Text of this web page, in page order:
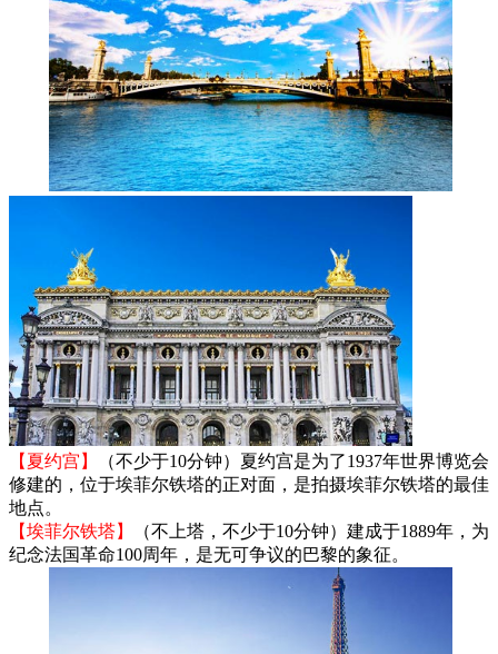
【夏约宫】
（不少于10分钟）夏约宫是为了1937年世界博览会
修建的，位于埃菲尔铁塔的正对面，是拍摄埃菲尔铁塔的最佳
地点。
【埃菲尔铁塔】
（不上塔，不少于10分钟）建成于1889年，为
纪念法国革命100周年，是无可争议的巴黎的象征。